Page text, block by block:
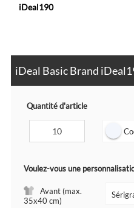
iDeal190
iDeal Basic Brand
Quantité d'article
Voulez-vous une
Avant (max.
35x40 cm)